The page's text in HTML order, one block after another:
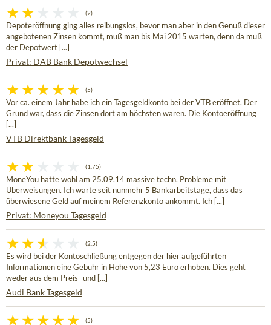
(2)
Depoteröffnung ging alles reibungslos, bevor man aber in den Genuß dieser
angebotenen Zinsen kommt, muß man bis Mai 2015 warten, denn da muß
der Depotwert [...]
Privat: DAB Bank Depotwechsel
(5)
Vor ca. einem Jahr habe ich ein Tagesgeldkonto bei der VTB eröffnet. Der
Grund war, dass die Zinsen dort am höchsten waren. Die Kontoeröffnung
[...]
VTB Direktbank Tagesgeld
(1,75)
MoneYou hatte wohl am 25.09.14 massive techn. Probleme mit
Überweisungen. Ich warte seit nunmehr 5 Bankarbeitstage, dass das
überwiesene Geld auf meinem Referenzkonto ankommt. Ich [...]
Privat: Moneyou Tagesgeld
(2,5)
Es wird bei der Kontoschließung entgegen der hier aufgeführten
Informationen eine Gebühr in Höhe von 5,23 Euro erhoben. Dies geht
weder aus dem Preis- und [...]
Audi Bank Tagesgeld
(5)